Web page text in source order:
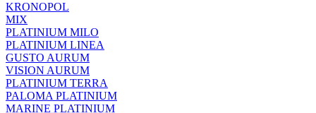
KRONOPOL
MIX
PLATINIUM MILO
PLATINIUM LINEA
GUSTO AURUM
VISION AURUM
PLATINIUM TERRA
PALOMA PLATINIUM
MARINE PLATINIUM